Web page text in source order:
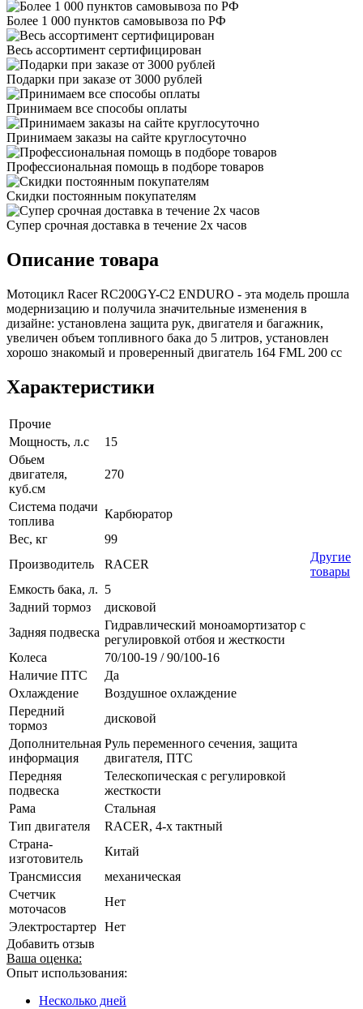
Более 1 000 пунктов самовывоза по РФ
Весь ассортимент сертифицирован
Подарки при заказе от 3000 рублей
Принимаем все способы оплаты
Принимаем заказы на сайте круглосуточно
Профессиональная помощь в подборе товаров
Скидки постоянным покупателям
Супер срочная доставка в течение 2х часов
Описание товара
Мотоцикл Racer RC200GY-C2 ENDURO - эта модель прошла
модернизацию и получила значительные изменения в
дизайне: установлена защита рук, двигателя и багажник,
увеличен объем топливного бака до 5 литров, установлен
хорошо знакомый и проверенный двигатель 164 FML 200 сс
Характеристики
Прочие
Мощность, л.с
15
Обьем
двигателя,
куб.см
270
Система подачи
топлива
Карбюратор
Вес, кг
99
Производитель
RACER
Другие
товары
Емкость бака, л. 5
Задний тормоз
дисковой
Задняя подвеска
Гидравлический моноамортизатор с
регулировкой отбоя и жесткости
Колеса
70/100-19 / 90/100-16
Наличие ПТС
Да
Охлаждение
Воздушное охлаждение
Передний
тормоз
дисковой
Дополнительная
информация
Руль переменного сечения, защита
двигателя, ПТС
Передняя
подвеска
Телескопическая с регулировкой
жесткости
Рама
Стальная
Тип двигателя
RACER, 4-х тактный
Страна-
изготовитель
Китай
Трансмиссия
механическая
Счетчик
моточасов
Нет
Электростартер Нет
Добавить отзыв
Ваша оценка:
Опыт использования:
Несколько дней